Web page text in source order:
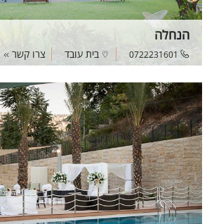
הנחלה
0722231601 בית עובד צרו קשר